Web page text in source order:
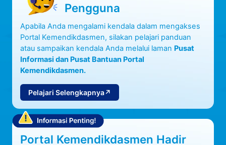
Pengguna
Apabila Anda mengalami kendala dalam mengakses
Portal Kemendikdasmen, silakan pelajari panduan
atau sampaikan kendala Anda melalui laman Pusat
Informasi dan Pusat Bantuan Portal
Kemendikdasmen.
Pelajari Selengkapnya↗
Portal Kemendikdasmen Hadir